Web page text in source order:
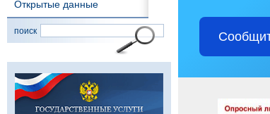
Открытые данные
поиск